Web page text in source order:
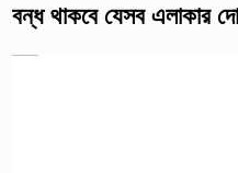
বন্ধ থাকবে যেসব এলাকার